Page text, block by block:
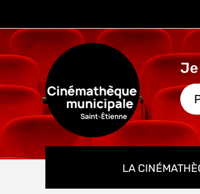
recherche
LA